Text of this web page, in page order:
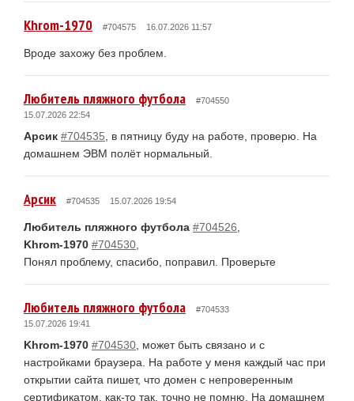
Khrom-1970 #704575 16.07.2026 11:57
Вроде захожу без проблем.
Любитель пляжного футбола
#704550
15.07.2026 22:54
Арсик #704535 , в пятницу буду на работе, проверю. На
домашнем ЭВМ полёт нормальный.
Арсик #704535 15.07.2026 19:54
Любитель пляжного футбола #704526
Khrom-1970 #704530
Понял проблему, спасибо, поправил. Проверьте
Любитель пляжного футбола
#704533
15.07.2026 19:41
Khrom-1970 #704530 , может быть связано и с
настройками браузера. На работе у меня каждый час при
открытии сайта пишет, что домен с непроверенным
сертификатом, как-то так, точно не помню. На домашнем